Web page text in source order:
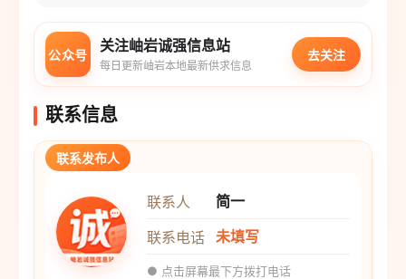
公众号
关注岫岩诚强信息站
每日更新岫岩本地最新供求信息
去关注
联系信息
联系发布人
联系人
简一
联系电话 未填写
● 点击屏幕最下方拨打电话